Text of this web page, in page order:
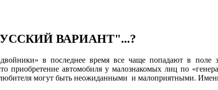
ВАРИАНТ"...?
в последнее время все чаще попадают в поле
приобретение автомобиля у малознакомых лиц по
могут быть неожиданными и малоприятными.